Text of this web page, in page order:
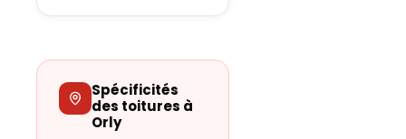
Spécificités
des toitures à
Orly